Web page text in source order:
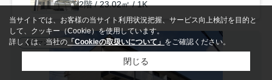
2階 / 23.02㎡ / 1K
賃貸マンション
当サイトでは、お客様の当サイト利用状況把握、サービス向上検討を目的と
して、クッキー（Cookie）を使用しています。
詳しくは、当社の 「Cookieの取扱いについて」 をご確認ください。
閉じる